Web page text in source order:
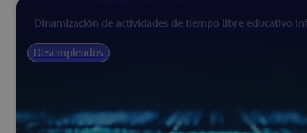
Dinamización de actividades de tiempo libre educativo
Desempleados